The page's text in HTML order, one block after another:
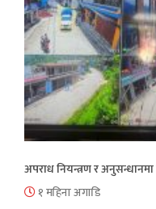
अपराध नियन्त्रण र
१ महिना अगाडि